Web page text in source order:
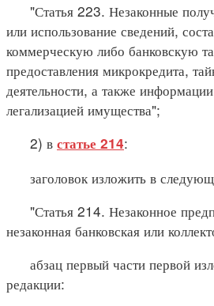
"Статья 223. Незаконные
или использование сведений,
коммерческую либо банковскую
предоставления микрокредита,
деятельности, а также
легализацией имущества";
2) в статье 214:
заголовок изложить в
"Статья 214. Незаконное
незаконная банковская или
абзац первый части первой
редакции: